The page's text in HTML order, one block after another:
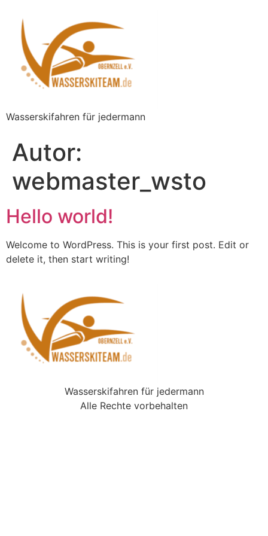
Wasserskifahren für jedermann
Autor:
webmaster_wsto
Hello world!
Welcome to WordPress. This is your first post. Edit or
delete it, then start writing!
Wasserskifahren für jedermann
Alle Rechte vorbehalten